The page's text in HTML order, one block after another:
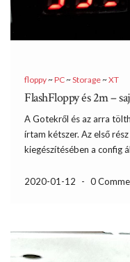
floppy~PC~Storage~XT
FlashFloppy és 2m –
A Gotekről és az arra
írtam kétszer. Az első
kiegészítésében a config
Firmware frissítés után jó
2020-01-12 - 0